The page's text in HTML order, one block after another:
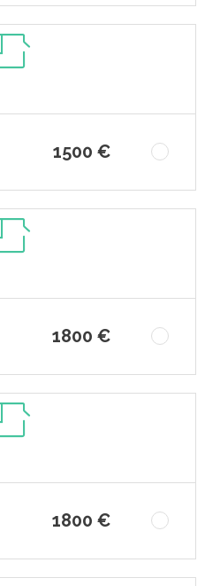
1500 €
1800 €
1800 €